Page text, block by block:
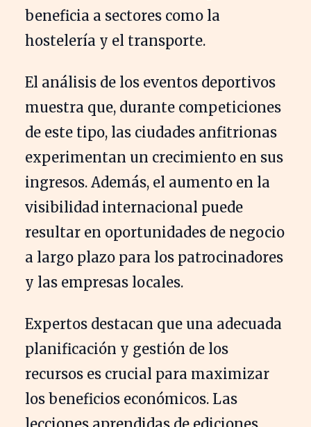
beneficia a sectores como la
hostelería y el transporte.
El análisis de los eventos deportivos
muestra que, durante competiciones
de este tipo, las ciudades anfitrionas
experimentan un crecimiento en sus
ingresos. Además, el aumento en la
visibilidad internacional puede
resultar en oportunidades de negocio
a largo plazo para los patrocinadores
y las empresas locales.
Expertos destacan que una adecuada
planificación y gestión de los
recursos es crucial para maximizar
los beneficios económicos. Las